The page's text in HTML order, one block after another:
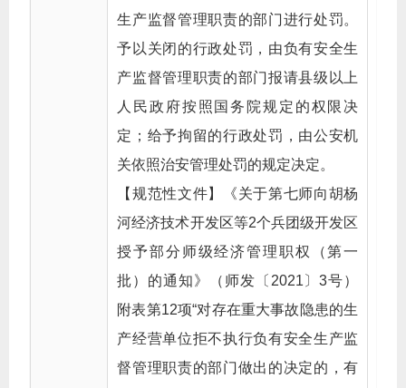
生产监督管理职责的部门进行处罚。
予以关闭的行政处罚，由负有安全生
产监督管理职责的部门报请县级以上
人民政府按照国务院规定的权限决
定；给予拘留的行政处罚，由公安机
关依照治安管理处罚的规定决定。
【规范性文件】《关于第七师向胡杨
河经济技术开发区等2个兵团级开发区
授予部分师级经济管理职权（第一
批）的通知》（师发〔2021〕3号）
附表第12项“对存在重大事故隐患的生
产经营单位拒不执行负有安全生产监
督管理职责的部门做出的决定的，有